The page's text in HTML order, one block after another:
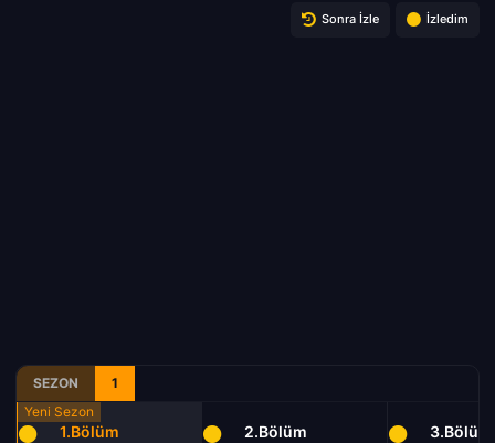
Sonra İzle İzledim
SEZON 1
1.Bölüm 2.Bölüm 3.Bölüm